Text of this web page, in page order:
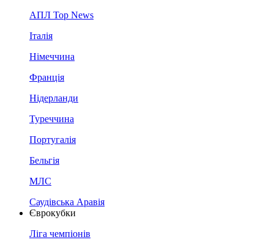
АПЛ Top News
Італія
Німеччина
Франція
Нідерланди
Туреччина
Португалія
Бельгія
МЛС
Саудівська Аравія
Єврокубки
Ліга чемпіонів